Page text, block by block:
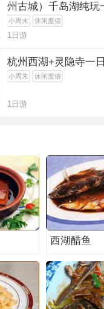
州古城）千岛湖纯玩
小周末 休闲度假
1日游
杭州西湖+灵隐寺一
小周末 休闲度假
1日游
西湖醋鱼